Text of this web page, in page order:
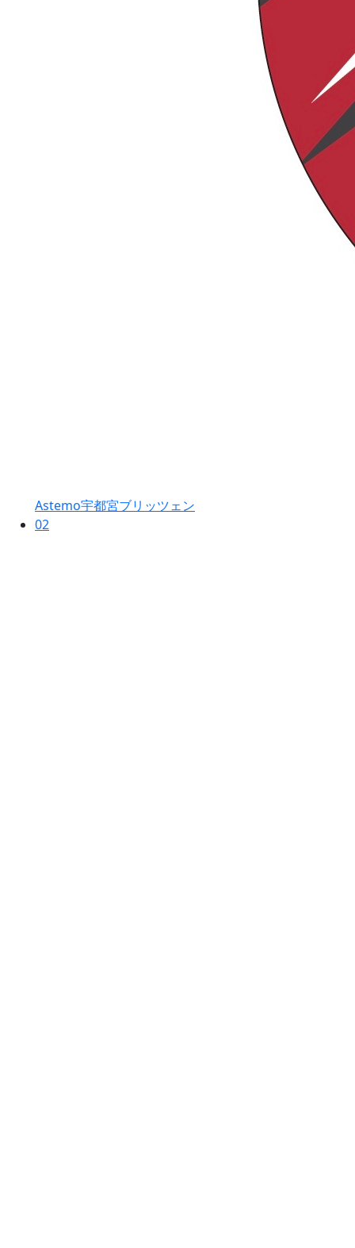
Astemo宇都宮ブリッツェン
02